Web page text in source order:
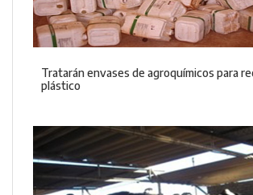
Tratarán envases de agroquímicos para
plástico